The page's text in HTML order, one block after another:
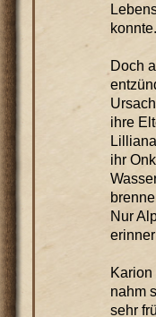
konnte.
Doch
ihre
ihr
Nur
nahm
sehr